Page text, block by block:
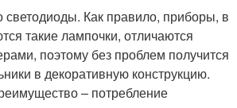
светодиоды. Как правило, приборы, в
такие лампочки, отличаются
поэтому без проблем получится
в декоративную конструкцию.
– потребление